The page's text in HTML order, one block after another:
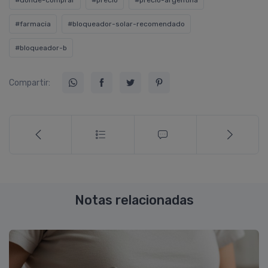
#farmacia #bloqueador-solar-recomendado
#bloqueador-b
Compartir:
Notas relacionadas